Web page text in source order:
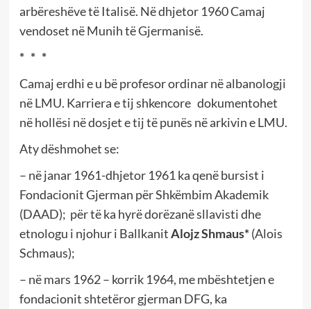
arbëreshëve të Italisë. Në dhjetor 1960 Camaj
vendoset në Munih të Gjermanisë.
* * *
Camaj erdhi e u bë profesor ordinar në albanologji
në LMU. Karriera e tij shkencore dokumentohet
në hollësi në dosjet e tij të punës në arkivin e LMU.
Aty dëshmohet se:
– në janar 1961-dhjetor 1961 ka qenë bursist i
Fondacionit Gjerman për Shkëmbim Akademik
(DAAD); për të ka hyrë dorëzanë sllavisti dhe
etnologu i njohur i BallkanitAlojz Shmaus*(Alois
Schmaus);
– në mars 1962 – korrik 1964, me mbështetjen e
fondacionit shtetëror gjerman DFG, ka